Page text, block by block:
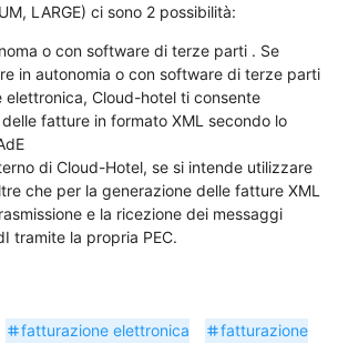
LARGE) ci sono 2 possibilità:
o con software di terze parti . Se
in autonomia o con software di terze parti
elettronica, Cloud-hotel ti consente
delle fatture in formato XML secondo lo
di Cloud-Hotel, se si intende utilizzare
che per la generazione delle fatture XML
e la ricezione dei messaggi
tramite la propria PEC.
tagfatturazione
tagfatturazione elettronica